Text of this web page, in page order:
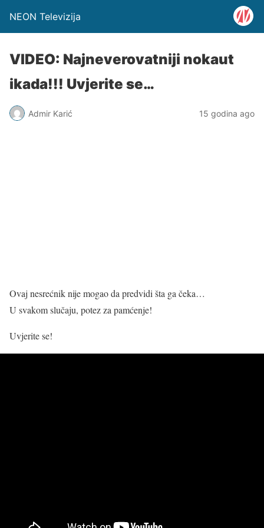
NEON Televizija
VIDEO: Najneverovatniji nokaut
ikada!!! Uvjerite se…
Admir Karić 15 godina ago
Ovaj nesrećnik nije mogao da predvidi šta ga čeka…
U svakom slučaju, potez za pamćenje!
Uvjerite se!